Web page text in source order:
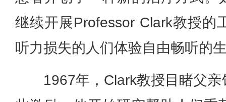
继续开展Professor Clark教授的
听力损失的人们体验自由畅听的
1967年，Clark教授目睹父